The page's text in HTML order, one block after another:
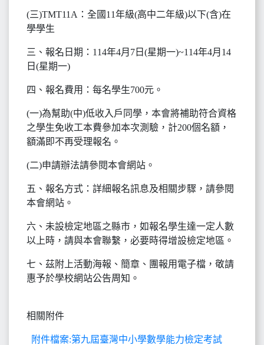
(三)TMT11A：全國11年級(高中二年級)以下(含)在
學學生
三、報名日期：114年4月7日(星期一)~114年4月14
日(星期一)
四、報名費用：每名學生700元。
(一)為幫助(中)低收入戶同學，本會將補助符合資格
之學生免收工本費參加本次測驗，計200個名額，
額滿即不再受理報名。
(二)申請辦法請參閱本會網站。
五、報名方式：詳細報名訊息及相關步驟，請參閱
本會網站。
六、未設檢定地區之縣市，如報名學生達一定人數
以上時，請與本會聯繫，必要時得增設檢定地區。
七、茲附上活動海報、簡章、團報用電子檔，敬請
惠予於學校網站公告周知。
相關附件
附件檔案:第九屆臺灣中小學數學能力檢定考試